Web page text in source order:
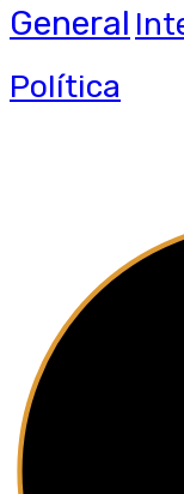
General
Política